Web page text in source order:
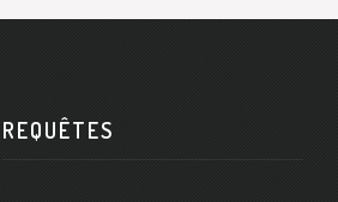
REQUÊTES